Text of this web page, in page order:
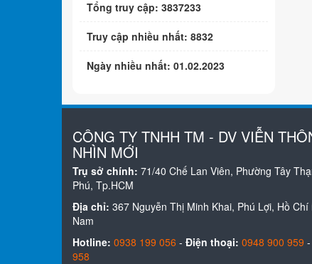
Tổng truy cập: 3837233
Truy cập nhiều nhất: 8832
Ngày nhiều nhất: 01.02.2023
CÔNG TY TNHH TM - DV VIỄN
NHÌN MỚI
Trụ sở chính: 71/40 Chế Lan Viên, Phường Tây
Phú, Tp.HCM
Địa chỉ: 367 Nguyễn Thị Minh Khai, Phú Lợi, Hồ Chí
Nam
Hotline: 0938 199 056 - Điện thoại: 0948 900 959 -
958